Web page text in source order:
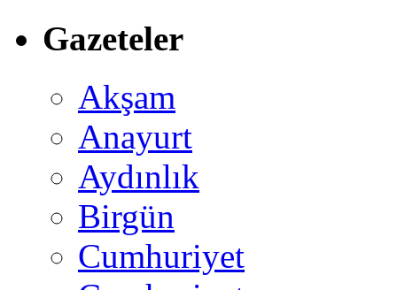
Gazeteler
Akşam
Anayurt
Aydınlık
Birgün
Cumhuriyet